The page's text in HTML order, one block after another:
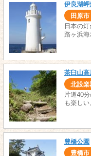
伊良湖
田原市
日本の
路ヶ浜海
茶臼山高
北設楽
片道40
も楽しい
豊橋公園
豊橋市